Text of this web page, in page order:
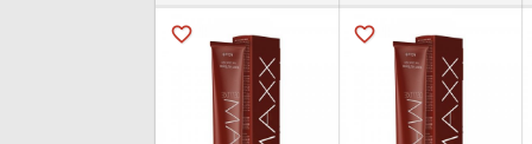
favorite_border
favorite_border